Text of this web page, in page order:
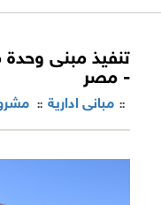
تنفيذ مبنى وحدة
- مصر
:: مبانى ادارية::